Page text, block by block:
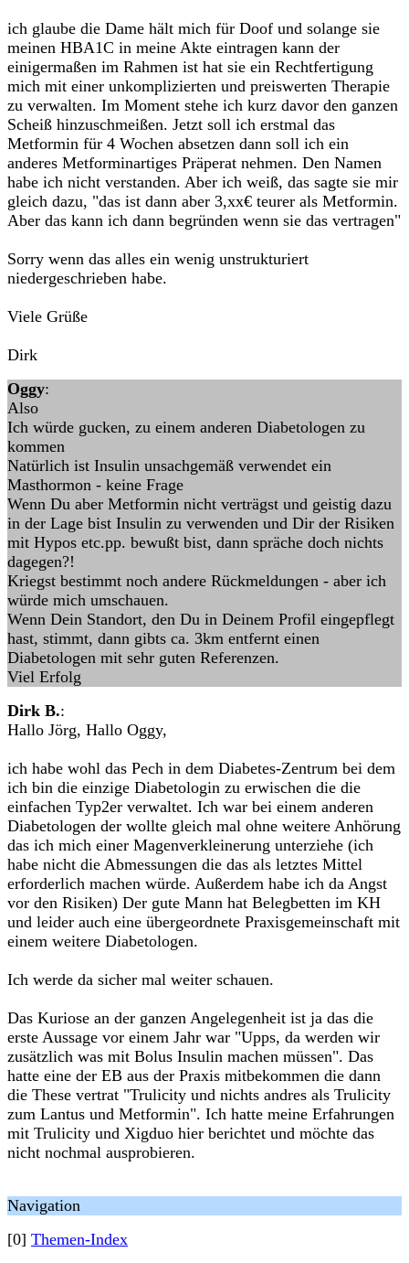
ich glaube die Dame hält mich für Doof und solange sie
meinen HBA1C in meine Akte eintragen kann der
einigermaßen im Rahmen ist hat sie ein Rechtfertigung
mich mit einer unkomplizierten und preiswerten Therapie
zu verwalten. Im Moment stehe ich kurz davor den ganzen
Scheiß hinzuschmeißen. Jetzt soll ich erstmal das
Metformin für 4 Wochen absetzen dann soll ich ein
anderes Metforminartiges Präperat nehmen. Den Namen
habe ich nicht verstanden. Aber ich weiß, das sagte sie mir
gleich dazu, "das ist dann aber 3,xx€ teurer als Metformin.
Aber das kann ich dann begründen wenn sie das vertragen"
Sorry wenn das alles ein wenig unstrukturiert
niedergeschrieben habe.
Viele Grüße
Dirk
Oggy:
Also
Ich würde gucken, zu einem anderen Diabetologen zu
kommen
Natürlich ist Insulin unsachgemäß verwendet ein
Masthormon - keine Frage
Wenn Du aber Metformin nicht verträgst und geistig dazu
in der Lage bist Insulin zu verwenden und Dir der Risiken
mit Hypos etc.pp. bewußt bist, dann spräche doch nichts
dagegen?!
Kriegst bestimmt noch andere Rückmeldungen - aber ich
würde mich umschauen.
Wenn Dein Standort, den Du in Deinem Profil eingepflegt
hast, stimmt, dann gibts ca. 3km entfernt einen
Diabetologen mit sehr guten Referenzen.
Viel Erfolg
Dirk B.:
Hallo Jörg, Hallo Oggy,
ich habe wohl das Pech in dem Diabetes-Zentrum bei dem
ich bin die einzige Diabetologin zu erwischen die die
einfachen Typ2er verwaltet. Ich war bei einem anderen
Diabetologen der wollte gleich mal ohne weitere Anhörung
das ich mich einer Magenverkleinerung unterziehe (ich
habe nicht die Abmessungen die das als letztes Mittel
erforderlich machen würde. Außerdem habe ich da Angst
vor den Risiken) Der gute Mann hat Belegbetten im KH
und leider auch eine übergeordnete Praxisgemeinschaft mit
einem weitere Diabetologen.
Ich werde da sicher mal weiter schauen.
Das Kuriose an der ganzen Angelegenheit ist ja das die
erste Aussage vor einem Jahr war "Upps, da werden wir
zusätzlich was mit Bolus Insulin machen müssen". Das
hatte eine der EB aus der Praxis mitbekommen die dann
die These vertrat "Trulicity und nichts andres als Trulicity
zum Lantus und Metformin". Ich hatte meine Erfahrungen
mit Trulicity und Xigduo hier berichtet und möchte das
nicht nochmal ausprobieren.
Navigation
[0] Themen-Index